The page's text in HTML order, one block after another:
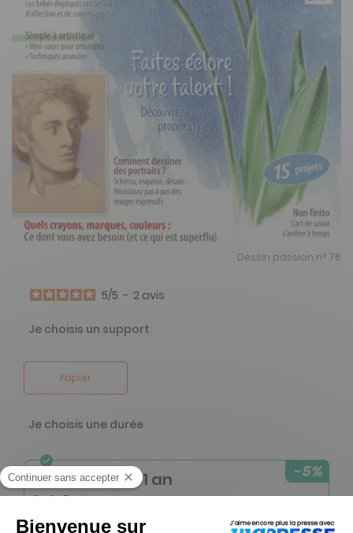
Dessin passion n° 76
5/5 - 2 avis
Je choisis un support
Papier
Je choisis une durée
-5%
Abonnement 1 an
6 n° • Papier